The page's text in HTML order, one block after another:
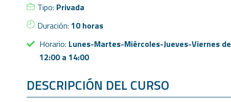
Tipo: Privada
Duración: 10 horas
Horario: Lunes-Martes-Miércoles-Jueves-Viernes de
12:00 a 14:00
DESCRIPCIÓN DEL CURSO